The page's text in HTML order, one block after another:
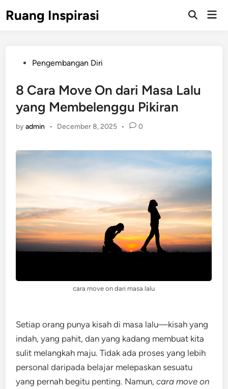
toRuang Inspirasi
PostedPengembangan Diri
8 Cara Move On dari Masa Lalu
yang Membelenggu Pikiran
byadmin • December 8, 2025 • 0
cara move on dari masa lalu
Setiap orang punya kisah di masa lalu—kisah yang
indah, yang pahit, dan yang kadang membuat kita
sulit melangkah maju. Tidak ada proses yang lebih
personal daripada belajar melepaskan sesuatu
yang pernah begitu penting. Namun,cara move on